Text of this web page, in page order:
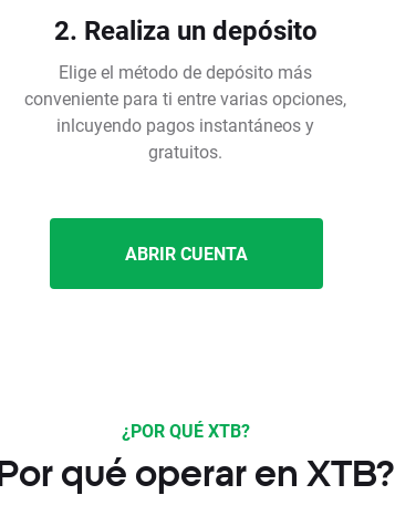
2. Realiza un depósito
Elige el método de depósito más
conveniente para ti entre varias opciones,
inlcuyendo pagos instantáneos y
gratuitos.
ABRIR CUENTA
¿POR QUÉ XTB?
qué operar en XTB?